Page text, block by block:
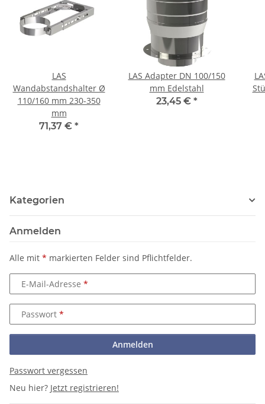
LAS
Wandabstandshalter Ø
110/160 mm 230-350
mm
71,37 € *
LAS Adapter DN 100/150
mm Edelstahl
23,45 € *
Kategorien
Anmelden
Alle mit * markierten Felder sind Pflichtfelder.
E-Mail-Adresse
Passwort
Anmelden
Passwort vergessen
Neu hier? Jetzt registrieren!